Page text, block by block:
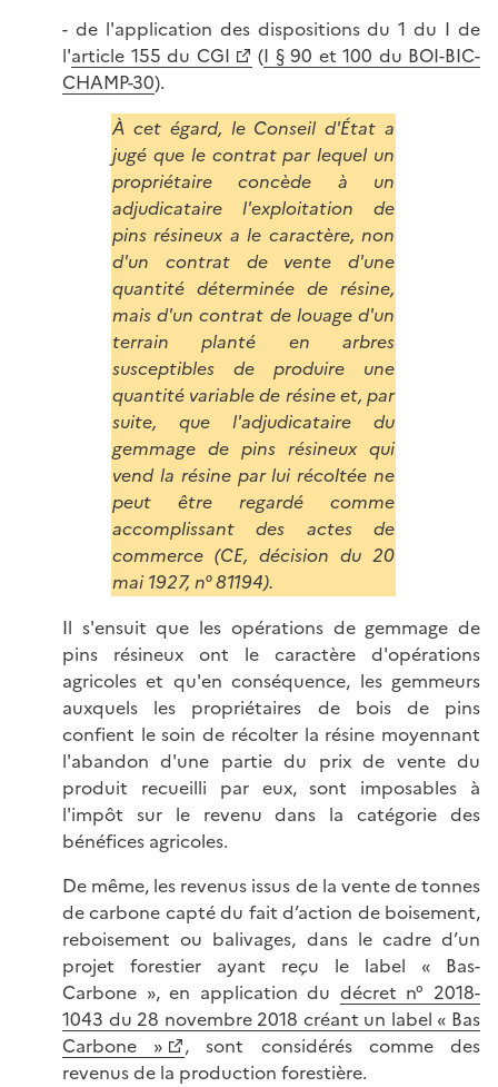
- de l'application des dispositions du 1 du I de
l'article 155 du CGI (I § 90 et 100 du BOI-BIC-
CHAMP-30).
À cet égard, le Conseil d'État a
jugé que le contrat par lequel un
propriétaire concède à un
adjudicataire l'exploitation de
pins résineux a le caractère, non
d'un contrat de vente d'une
quantité déterminée de résine,
mais d'un contrat de louage d'un
terrain planté en arbres
susceptibles de produire une
quantité variable de résine et, par
suite, que l'adjudicataire du
gemmage de pins résineux qui
vend la résine par lui récoltée ne
peut être regardé comme
accomplissant des actes de
commerce (CE, décision du 20
mai 1927, n° 81194).
Il s'ensuit que les opérations de gemmage de
pins résineux ont le caractère d'opérations
agricoles et qu'en conséquence, les gemmeurs
auxquels les propriétaires de bois de pins
confient le soin de récolter la résine moyennant
l'abandon d'une partie du prix de vente du
produit recueilli par eux, sont imposables à
l'impôt sur le revenu dans la catégorie des
bénéfices agricoles.
De même, les revenus issus de la vente de tonnes
de carbone capté du fait d’action de boisement,
reboisement ou balivages, dans le cadre d’un
projet forestier ayant reçu le label « Bas-
Carbone », en application du décret n° 2018-
1043 du 28 novembre 2018 créant un label « Bas
Carbone »
, sont considérés comme des
revenus de la production forestière.